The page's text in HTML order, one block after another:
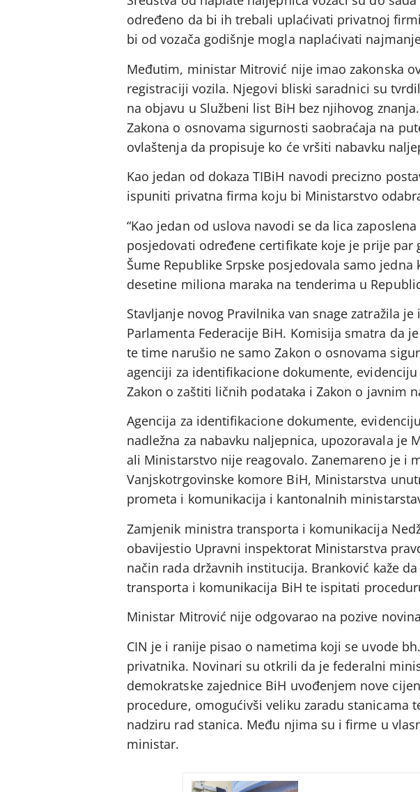
određeno da bi ih trebali uplaćivati privatnoj
bi od vozača godišnje mogla naplaćivati
Međutim, ministar Mitrović nije imao zakonska
registraciji vozila. Njegovi bliski saradnici su
na objavu u Službeni list BiH bez njihovog
Zakona o osnovama sigurnosti saobraćaja na
ovlaštenja da propisuje ko će vršiti nabavku
Kao jedan od dokaza TIBiH navodi precizno
ispuniti privatna firma koju bi Ministarstvo
“Kao jedan od uslova navodi se da lica
posjedovati određene certifikate koje je prije
Šume Republike Srpske posjedovala samo
desetine miliona maraka na tenderima u
Stavljanje novog Pravilnika van snage zatražila
Parlamenta Federacije BiH. Komisija smatra da
te time narušio ne samo Zakon o osnovama
agenciji za identifikacione dokumente,
Zakon o zaštiti ličnih podataka i Zakon o javnim
Agencija za identifikacione dokumente,
nadležna za nabavku naljepnica, upozoravala je
ali Ministarstvo nije reagovalo. Zanemareno je i
Vanjskotrgovinske komore BiH, Ministarstva
prometa i komunikacija i kantonalnih
Zamjenik ministra transporta i komunikacija
obavijestio Upravni inspektorat Ministarstva
način rada državnih institucija. Branković kaže
transporta i komunikacija BiH te ispitati
Ministar Mitrović nije odgovarao na pozive
CIN je i ranije pisao o nametima koji se uvode
privatnika. Novinari su otkrili da je federalni
demokratske zajednice BiH uvođenjem nove
procedure, omogućivši veliku zaradu
nadziru rad stanica. Među njima su i firme u
ministar.